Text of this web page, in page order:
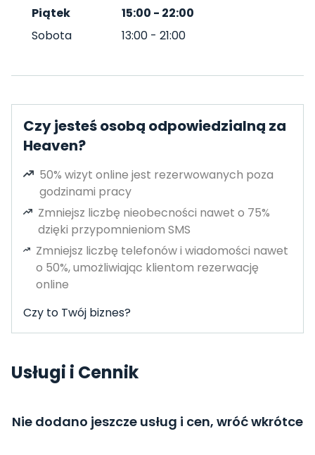
Piątek
15:00 - 22:00
Sobota
13:00 - 21:00
Czy jesteś osobą odpowiedzialną za
Heaven?
50% wizyt online jest rezerwowanych poza
godzinami pracy
Zmniejsz liczbę nieobecności nawet o 75%
dzięki przypomnieniom SMS
Zmniejsz liczbę telefonów i wiadomości nawet
o 50%, umożliwiając klientom rezerwację
online
Czy to Twój biznes?
Usługi i Cennik
Nie dodano jeszcze usług i cen, wróć wkrótce